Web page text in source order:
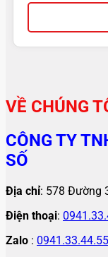
VỀ CHÚNG
CÔNG TY
SỐ
Địa chỉ: 578 Đường
Điện thoại:
Zalo : 0941.33.44.55